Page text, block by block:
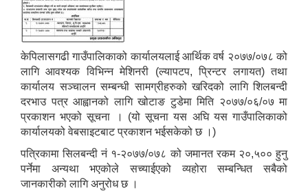
केपिलासगढी गाउँपालिकाको कार्यालयलाई आर्थिक वर्ष २०७७/०७८ को
लागि आवश्यक विभिन्न मेशिनरी (ल्यापटप, प्रिन्टर लगायत) तथा
कार्यालय सञ्चालन सम्बन्धी सामग्रीहरुको खरिदको लागि शिलबन्दी
दरभाउ पत्र आह्वानको लागि खोटाङ टुडेमा मिति २०७७/०६/०७ मा
प्रकाशन भएको सूचना । (यो सूचना यस अघि यस गाउँपालिकाको
कार्यालयको वेबसाइटबाट प्रकाशन भईसकेको छ ।)
पत्रिकामा सिलबन्दी नं १-२०७७/०७८ को जमानत रकम २०,५०० हुनु
पर्नेमा अन्यथा भएकोले सच्याईएको व्यहोरा सम्बन्धित सबैको
जानकारीको लागि अनुरोध छ ।